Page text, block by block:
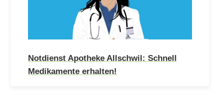
Notdienst Apotheke Allschwil: Schnell
Medikamente erhalten!